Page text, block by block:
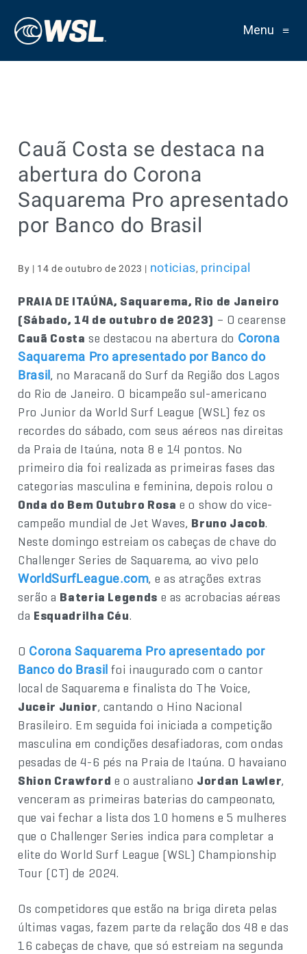
Menu ≡
Cauã Costa se destaca na
abertura do Corona
Saquarema Pro apresentado
por Banco do Brasil
By | 14 de outubro de 2023 | noticias, principal
PRAIA DE ITAÚNA, Saquarema, Rio de Janeiro
(Sábado, 14 de outubro de 2023) – O cearense
Cauã Costa se destacou na abertura do Corona
Saquarema Pro apresentado por Banco do
Brasil, no Maracanã do Surf da Região dos Lagos
do Rio de Janeiro. O bicampeão sul-americano
Pro Junior da World Surf League (WSL) fez os
recordes do sábado, com seus aéreos nas direitas
da Praia de Itaúna, nota 8 e 14 pontos. No
primeiro dia foi realizada as primeiras fases das
categorias masculina e feminina, depois rolou o
Onda do Bem Outubro Rosa e o show do vice-
campeão mundial de Jet Waves, Bruno Jacob.
Neste domingo estreiam os cabeças de chave do
Challenger Series de Saquarema, ao vivo pelo
WorldSurfLeague.com, e as atrações extras
serão a Bateria Legends e as acrobacias aéreas
da Esquadrilha Céu.
O Corona Saquarema Pro apresentado por
Banco do Brasil foi inaugurado com o cantor
local de Saquarema e finalista do The Voice,
Juceir Junior, cantando o Hino Nacional
Brasileiro. Em seguida foi iniciada a competição
masculina em condições desafiadoras, com ondas
pesadas de 4-6 pés na Praia de Itaúna. O havaiano
Shion Crawford e o australiano Jordan Lawler,
venceram as primeiras baterias do campeonato,
que vai fechar a lista dos 10 homens e 5 mulheres
que o Challenger Series indica para completar a
elite do World Surf League (WSL) Championship
Tour (CT) de 2024.
Os competidores que estão na briga direta pelas
últimas vagas, fazem parte da relação dos 48 e das
16 cabeças de chave, que só estreiam na segunda